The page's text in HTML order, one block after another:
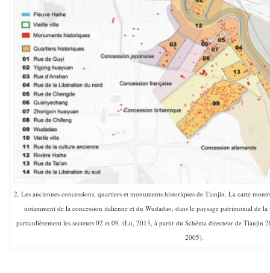
2. Les anciennes concessions, quartiers et monuments historiques de Tianjin. La carte
notamment de la concession italienne et du Wudadao, dans le paysage patrimonial de
particulièrement les secteurs 02 et 09. (Lu, 2015, à partir du Schéma directeur de Tianjin
2005).